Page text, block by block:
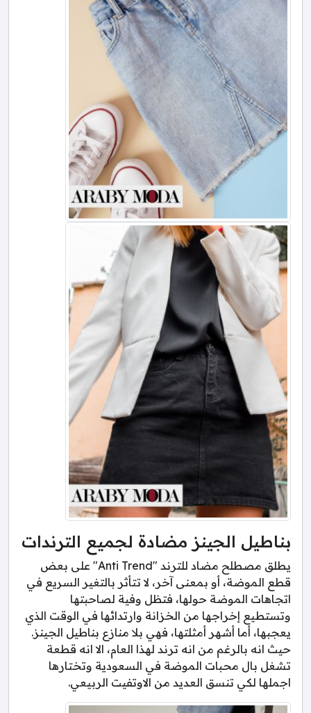
بناطيل الجينز مضادة لجميع الترندات
يطلق مصطلح مضاد للترند "Anti Trend" على بعض
قطع الموضة، أو بمعنى آخر، لا تتأثر بالتغير السريع في
اتجاهات الموضة حولها، فتظل وفية لصاحبتها
وتستطيع إخراجها من الخزانة وارتدائها في الوقت الذي
يعجبها، أما أشهر أمثلتها، فهي بلا منازع بناطيل الجينز.
حيث انه بالرغم من انه ترند لهذا العام، الا انه قطعة
تشغل بال محبات الموضة في السعودية وتختارها
اجملها لكي تنسق العديد من الاوتفيت الربيعي.